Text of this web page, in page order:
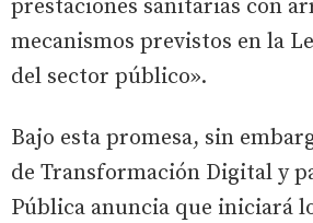
prestaciones sanitarias con
mecanismos previstos en la
del sector público».
Bajo esta promesa, sin
de Transformación Digital y
Pública anuncia que iniciará